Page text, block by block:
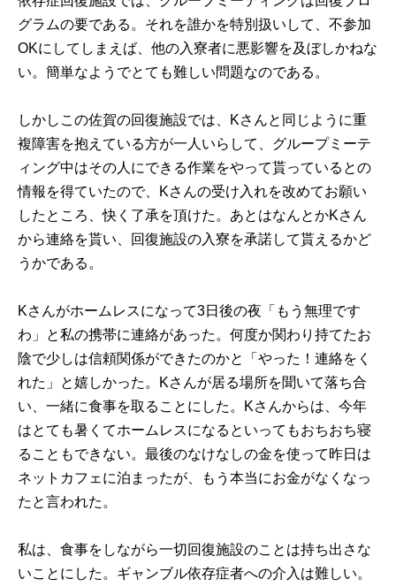
グラムの要である。それを誰かを特別扱いして、不参加
OKにしてしまえば、他の入寮者に悪影響を及ぼしかねな
い。簡単なようでとても難しい問題なのである。
しかしこの佐賀の回復施設では、Kさんと同じように重
複障害を抱えている方が一人いらして、グループミーテ
ィング中はその人にできる作業をやって貰っているとの
情報を得ていたので、Kさんの受け入れを改めてお願い
したところ、快く了承を頂けた。あとはなんとかKさん
から連絡を貰い、回復施設の入寮を承諾して貰えるかど
うかである。
Kさんがホームレスになって3日後の夜「もう無理です
わ」と私の携帯に連絡があった。何度か関わり持てたお
陰で少しは信頼関係ができたのかと「やった！連絡をく
れた」と嬉しかった。Kさんが居る場所を聞いて落ち合
い、一緒に食事を取ることにした。Kさんからは、今年
はとても暑くてホームレスになるといってもおちおち寝
ることもできない。最後のなけなしの金を使って昨日は
ネットカフェに泊まったが、もう本当にお金がなくなっ
たと言われた。
私は、食事をしながら一切回復施設のことは持ち出さな
いことにした。ギャンブル依存症者への介入は難しい。